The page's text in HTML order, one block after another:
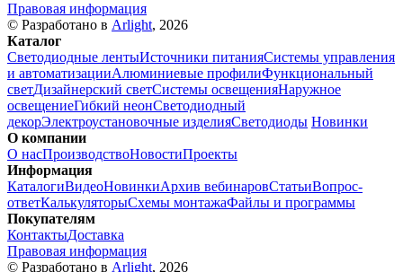
Правовая информация
© Разработано в Arlight, 2026
Каталог
Светодиодные лентыИсточники питанияСистемы управления
и автоматизацииАлюминиевые профилиФункциональный
светДизайнерский светСистемы освещенияНаружное
освещениеГибкий неонСветодиодный
декорЭлектроустановочные изделияСветодиоды Новинки
О компании
О насПроизводствоНовостиПроекты
Информация
КаталогиВидеоНовинкиАрхив вебинаровСтатьиВопрос-
ответКалькуляторыСхемы монтажаФайлы и программы
Покупателям
КонтактыДоставка
Правовая информация
© Разработано в Arlight, 2026